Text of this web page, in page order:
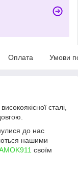
Оплата Умови
сталі,
до нас
нашими
своїм